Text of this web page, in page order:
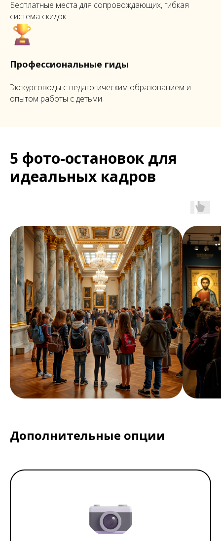
Бесплатные места для сопровождающих, гибкая
система скидок
Профессиональные гиды
Экскурсоводы с педагогическим образованием и
опытом работы с детьми
5 фото-остановок для
идеальных кадров
Дополнительные опции